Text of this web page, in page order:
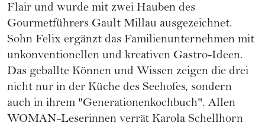
Flair und wurde mit zwei Hauben des
Gourmetführers Gault Millau ausgezeichnet.
Sohn Felix ergänzt das Familienunternehmen mit
unkonventionellen und kreativen Gastro-Ideen.
Das geballte Können und Wissen zeigen die drei
nicht nur in der Küche des Seehofes, sondern
auch in ihrem "Generationenkochbuch". Allen
WOMAN-Leserinnen verrät Karola Schellhorn